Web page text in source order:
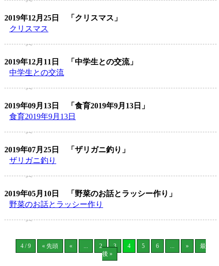
2019年12月25日
「クリスマス」
クリスマス
2019年12月11日
「中学生との交流」
中学生との交流
2019年09月13日
「食育2019年9月13日」
食育2019年9月13日
2019年07月25日
「ザリガニ釣り」
ザリガニ釣り
2019年05月10日
「野菜のお話とラッシー作り」
野菜のお話とラッシー作り
4 / 9 « 先頭 « ... 2 3 4 5 6 ... »
最
後 »